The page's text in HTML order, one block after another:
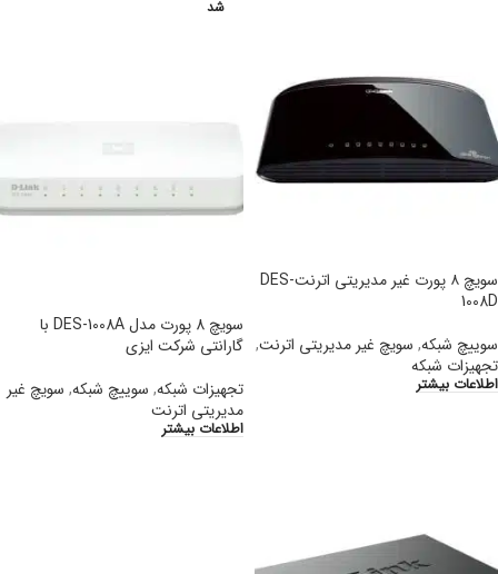
سویچ ۸ پورت غیر مدیریتی اترنتDES-
1008D
سوییچ شبکه, سویچ غیر مدیریتی اترنت,
تجهیزات شبکه
اطلاعات بیشتر
شد
سویچ 8 پورت مدل DES-1008A با
گارانتی شرکت ایزی
تجهیزات شبکه, سوییچ شبکه, سویچ غیر
مدیریتی اترنت
اطلاعات بیشتر